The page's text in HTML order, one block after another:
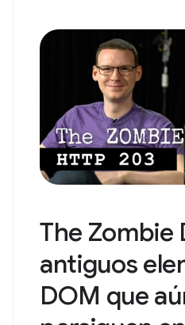
The Zombie
antiguos
DOM que